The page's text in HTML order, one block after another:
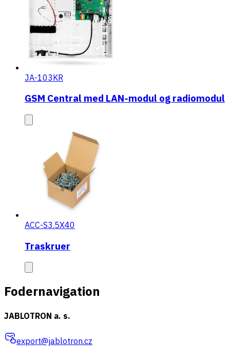
JA-103KR
GSM Central med LAN-modul og radiomodul
ACC-S3.5X40
Traskruer
Fodernavigation
JABLOTRON a. s.
export@jablotron.cz